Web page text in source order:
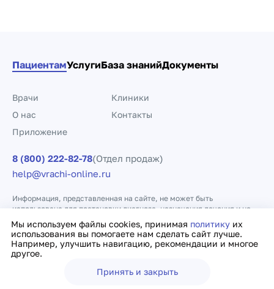
Мы используем файлы cookies, принимая политику их
использования вы помогаете нам сделать сайт лучше.
Например, улучшить навигацию, рекомендации и многое
другое.
Принять и закрыть
ПациентамУслугиБаза знанийДокументы
Врачи
Клиники
О нас
Контакты
Приложение
8 (800) 222-82-78(Отдел продаж)
help@vrachi-online.ru
Информация, представленная на сайте, не может быть
использована для постановки диагноза, назначения лечения и не
заменяет прием врача.
Политика конфиденциальности Договор оферты